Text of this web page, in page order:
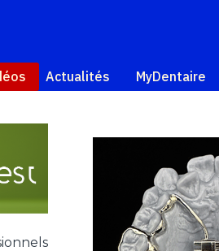
Actualités MyDentaire